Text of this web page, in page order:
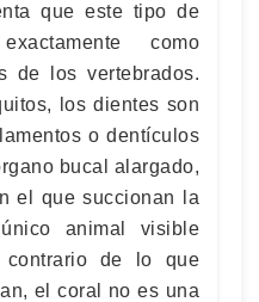
que este tipo de
como
de los vertebrados.
los dientes son
o dentículos
bucal alargado,
el que succionan la
animal visible
de lo que
el coral no es una